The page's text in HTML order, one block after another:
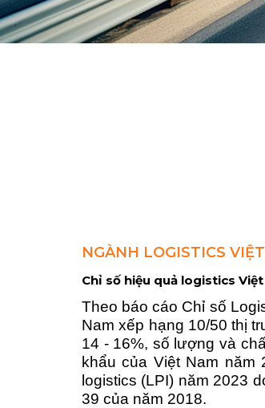
NGÀNH LOGISTICS
Chỉ số hiệu quả logistics
Theo báo cáo Chỉ số
Nam xếp hạng 10/50 thị
14 - 16%, số lượng và
khẩu của Việt Nam năm
logistics (LPI) năm 2023
39 của năm 2018.